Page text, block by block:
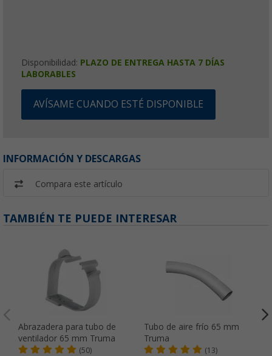
Disponibilidad: PLAZO DE ENTREGA HASTA 7 DÍAS
LABORABLES
AVÍSAME CUANDO ESTÉ DISPONIBLE
INFORMACIÓN Y DESCARGAS
Compara este artículo
TAMBIÉN TE PUEDE INTERESAR
Abrazadera para tubo de
ventilador 65 mm Truma
(50)
Tubo de aire frío 65 mm
Truma
(13)